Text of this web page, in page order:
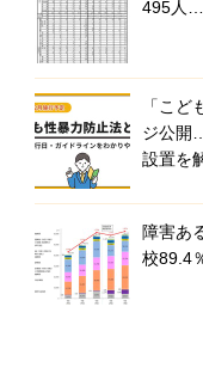
495人
「こ
ジ公開
設置を
障害あ
校89.4